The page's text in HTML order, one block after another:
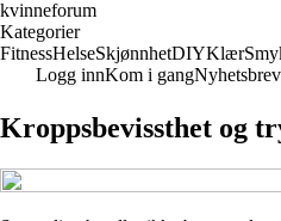
kvinneforum
Kategorier
FitnessHelseSkjønnhetDIYKlær
Logg innKom i gangNyhetsbrev
Kroppsbevissthet og